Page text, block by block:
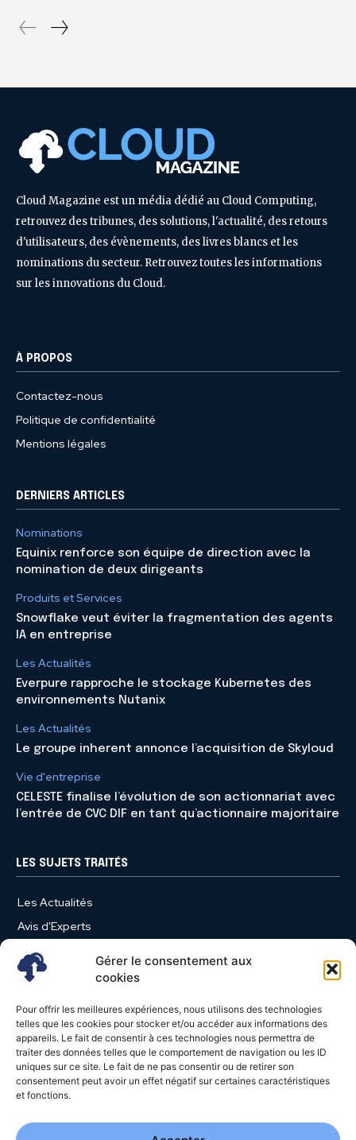
Gérer le consentement aux
cookies
Pour offrir les meilleures expériences, nous utilisons des technologies
telles que les cookies pour stocker et/ou accéder aux informations des
appareils. Le fait de consentir à ces technologies nous permettra de
traiter des données telles que le comportement de navigation ou les ID
uniques sur ce site. Le fait de ne pas consentir ou de retirer son
consentement peut avoir un effet négatif sur certaines caractéristiques
et fonctions.
Cloud Magazine est un média dédié au Cloud Computing,
retrouvez des tribunes, des solutions, l'actualité, des retours
d'utilisateurs, des évènements, des livres blancs et les
nominations du secteur. Retrouvez toutes les informations
sur les innovations du Cloud.
À PROPOS
Contactez-nous
Politique de confidentialité
Mentions légales
DERNIERS ARTICLES
Nominations
Equinix renforce son équipe de direction avec la
nomination de deux dirigeants
Produits et Services
Snowflake veut éviter la fragmentation des agents
IA en entreprise
Les Actualités
Everpure rapproche le stockage Kubernetes des
environnements Nutanix
Les Actualités
Le groupe inherent annonce l’acquisition de Skyloud
Vie d'entreprise
CELESTE finalise l’évolution de son actionnariat avec
l’entrée de CVC DIF en tant qu’actionnaire majoritaire
LES SUJETS TRAITÉS
Les Actualités
Avis d'Experts
Produits et Services
Vie d'entreprise
Nominations
Études
Évènements
Video News